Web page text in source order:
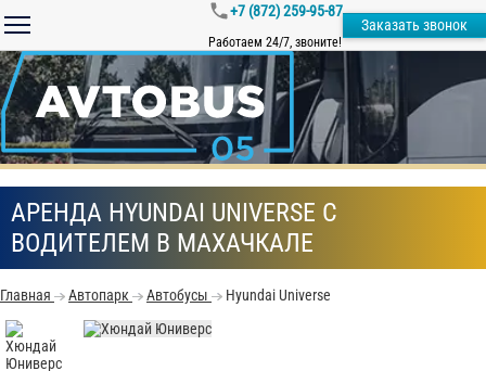
+7 (872) 259-95-87
Работаем 24/7, звоните!
Заказать звонок
АРЕНДА HYUNDAI UNIVERSE С
ВОДИТЕЛЕМ В МАХАЧКАЛЕ
Главная Автопарк Автобусы Hyundai Universe